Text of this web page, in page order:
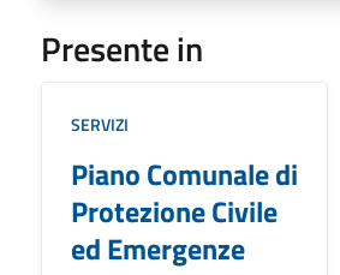
Presente in
SERVIZI
Piano Comunale di
Protezione Civile
ed Emergenze